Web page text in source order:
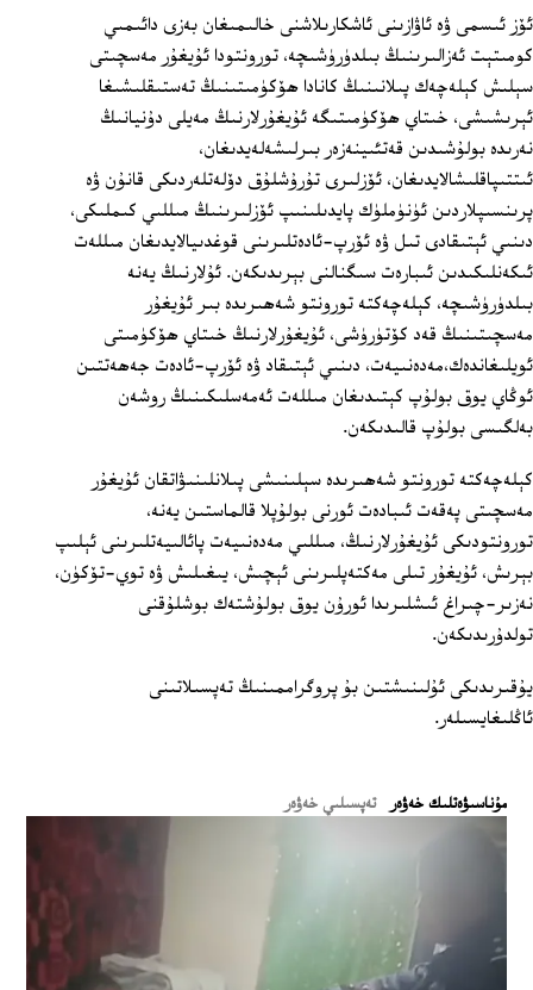
ئۆز ئىسمى ۋە ئاۋازىنى ئاشكارىلاشنى خالىمىغان بەزى دائىمىي
كومىتېت ئەزالىرىنىڭ بىلدۈرۈشىچە، تورونتودا ئۇيغۇر مەسچىتى
سېلىش كېلەچەك پىلانىنىڭ كانادا ھۆكۈمىتىنىڭ تەستىقلىشىغا
ئېرىشىشى، خىتاي ھۆكۈمىتىگە ئۇيغۇرلارنىڭ مەيلى دۇنيانىڭ
نەرىدە بولۇشىدىن قەتئىينەزەر بىرلىشەلەيدىغان،
ئىتتىپاقلىشالايدىغان، ئۆزلىرى تۇرۇشلۇق دۆلەتلەردىكى قانۇن ۋە
پرىنسىپلاردىن ئۈنۈملۈك پايدىلىنىپ ئۆزلىرىنىڭ مىللىي كىملىكى،
دىنىي ئېتىقادى تىل ۋە ئۆرپ-ئادەتلىرىنى قوغدىيالايدىغان مىللەت
ئىكەنلىكىدىن ئىبارەت سىگنالنى بېرىدىكەن. ئۇلارنىڭ يەنە
بىلدۈرۈشىچە، كېلەچەكتە تورونتو شەھىرىدە بىر ئۇيغۇر
مەسچىتىنىڭ قەد كۆتۈرۈشى، ئۇيغۇرلارنىڭ خىتاي ھۆكۈمىتى
ئويلىغاندەك،مەدەنىيەت، دىنىي ئېتىقاد ۋە ئۆرپ-ئادەت جەھەتتىن
ئوڭاي يوق بولۇپ كېتىدىغان مىللەت ئەمەسلىكىنىڭ روشەن
بەلگىسى بولۇپ قالىدىكەن.
كېلەچەكتە تورونتو شەھىرىدە سېلىنىشى پىلانلىنىۋاتقان ئۇيغۇر
مەسچىتى پەقەت ئىبادەت ئورنى بولۇپلا قالماستىن يەنە،
تورونتودىكى ئۇيغۇرلارنىڭ، مىللىي مەدەنىيەت پائالىيەتلىرىنى ئېلىپ
بېرىش، ئۇيغۇر تىلى مەكتەپلىرىنى ئېچىش، يىغىلىش ۋە توي-تۆكۈن،
نەزىر-چىراغ ئىشلىرىدا ئورۇن يوق بولۇشتەك بوشلۇقنى
تولدۇرىدىكەن.
يۇقىرىدىكى ئۇلىنىشتىن بۇ پروگراممىنىڭ تەپسىلاتىنى
ئاڭلىغايسىلەر.
ﻣﯘﻧﺎﺳﯩﯟﻩﺗﻠﯩﻚ ﺧﻪﯞﻩﺭ تەپسىلىي خەۋەر